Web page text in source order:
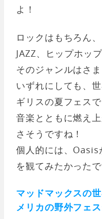
よ！
ロックはもちろん
JAZZ、ヒップホップ
そのジャンルはさま
いずれにしても、
ギリスの夏フェスで
音楽とともに燃え
さそうですね！
個人的には、Oasis
を観てみたかった
マッドマックスの
メリカの野外フェ